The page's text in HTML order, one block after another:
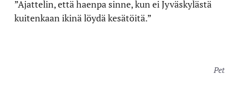
”Ajattelin, että haenpa sinne, kun ei Jyväskylästä
kuitenkaan ikinä löydä kesätöitä.”